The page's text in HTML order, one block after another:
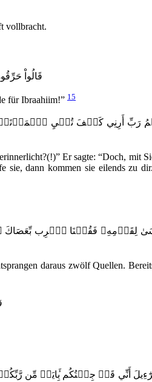
vollbracht.
قَالُواْ حَرِّقُوهُ
für Ibraahiim!” 15
رَبِّ أَرِنِي كَيۡفَ تُحۡيِ ٱلۡمَوۡتَىٰۖ
Er sagte: “Doch, mit
dann kommen sie eilends zu
لِقَوۡمِهِۦ فَقُلۡنَا ٱضۡرِب
daraus zwölf Quellen.
إِسۡرَٰٓءِيلَ أَنِّي قَدۡ جِئۡتُكُم بِ‍َٔايَةٖ